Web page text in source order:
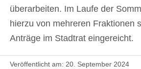
überarbeiten. Im Laufe der
hierzu von mehreren Fraktionen
Anträge im Stadtrat eingereicht.
Veröffentlicht am: 20. September 2024